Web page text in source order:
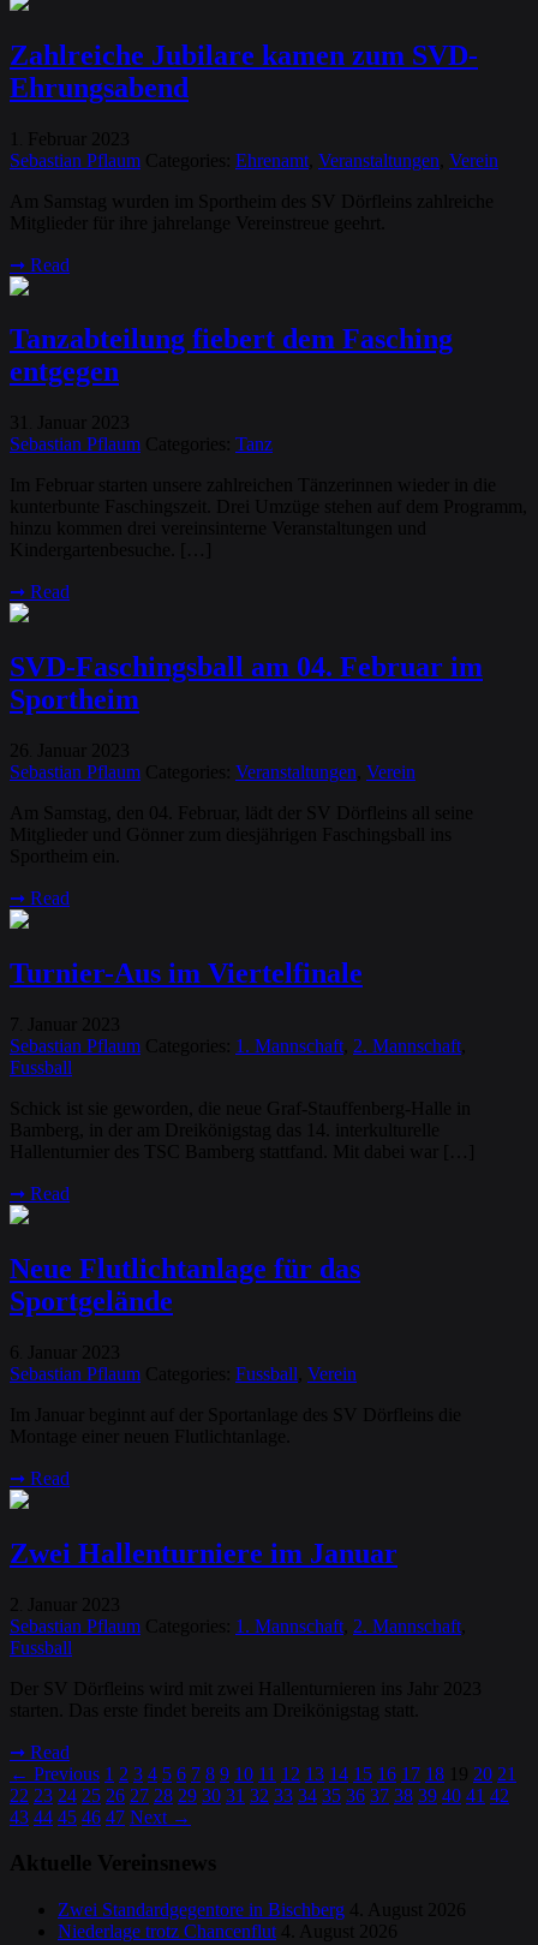
Zahlreiche Jubilare kamen zum SVD-
Ehrungsabend
Februar
2023
Sebastian Pflaum Categories: Ehrenamt Veranstaltungen Verein
Am Samstag wurden im Sportheim des SV Dörfleins zahlreiche
Mitglieder für ihre jahrelange Vereinstreue geehrt.
➞ Read
Tanzabteilung fiebert dem Fasching
entgegen
31 Januar
2023
Sebastian Pflaum Categories: Tanz
Im Februar starten unsere zahlreichen Tänzerinnen wieder in die
kunterbunte Faschingszeit. Drei Umzüge stehen auf dem Programm,
hinzu kommen drei vereinsinterne Veranstaltungen und
Kindergartenbesuche. […]
➞ Read
SVD-Faschingsball am 04. Februar im
Sportheim
26 Januar
2023
Sebastian Pflaum Categories: Veranstaltungen Verein
Am Samstag, den 04. Februar, lädt der SV Dörfleins all seine
Mitglieder und Gönner zum diesjährigen Faschingsball ins
Sportheim ein.
➞ Read
Turnier-Aus im Viertelfinale
7 Januar
2023
Sebastian Pflaum Categories: 1. Mannschaft 2. Mannschaft
Fussball
Schick ist sie geworden, die neue Graf-Stauffenberg-Halle in
Bamberg, in der am Dreikönigstag das 14. interkulturelle
Hallenturnier des TSC Bamberg stattfand. Mit dabei war […]
➞ Read
Neue Flutlichtanlage für das
Sportgelände
6 Januar
2023
Sebastian Pflaum Categories: Fussball Verein
Im Januar beginnt auf der Sportanlage des SV Dörfleins die
Montage einer neuen Flutlichtanlage.
➞ Read
Zwei Hallenturniere im Januar
Januar
2023
Sebastian Pflaum Categories: 1. Mannschaft 2. Mannschaft
Fussball
Der SV Dörfleins wird mit zwei Hallenturnieren ins Jahr 2023
starten. Das erste findet bereits am Dreikönigstag statt.
➞ Read
← Previous 1 2 3 4 5 6 7 8 9 10 11 12 13 14 15 16 17 18 19 20 21
22 23 24 25 26 27 28 29 30 31 32 33 34 35 36 37 38 39 40 41 42
43 44 45 46 47 Next →
Aktuelle Vereinsnews
Zwei Standardgegentore in Bischberg 4. August 2026
Niederlage trotz Chancenflut 4. August 2026